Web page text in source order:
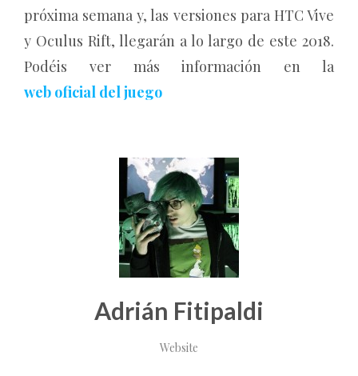
próxima semana y, las versiones para HTC Vive
y Oculus Rift, llegarán a lo largo de este 2018.
Podéis ver más información en la
web oficial del juego
Adrián Fitipaldi
Website